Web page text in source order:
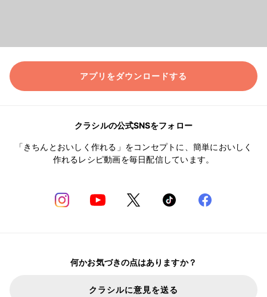
アプリをダウンロードする
クラシルの公式SNSをフォロー
「きちんとおいしく作れる」をコンセプトに、簡単においしく
作れるレシピ動画を毎日配信しています。
何かお気づきの点はありますか？
クラシルに意見を送る